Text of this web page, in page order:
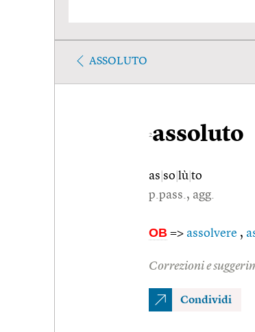
ASSOLUTO
2assoluto
as so lù to
p.pass., agg.
OB => assolvere ,
Correzioni e
Condividi